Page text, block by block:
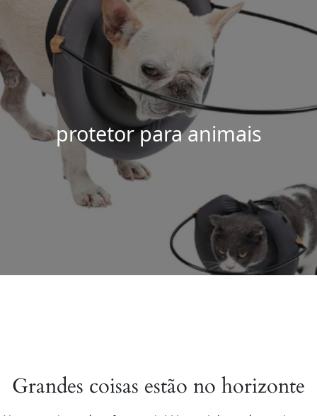
protetor para animais
Grandes coisas estão no horizonte